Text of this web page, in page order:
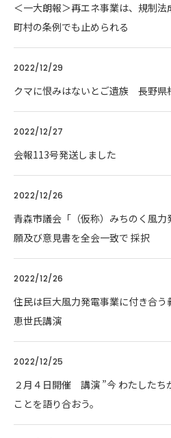
＜一大朗報＞再エネ事業は、規制
町村の条例でも止められる
2022/12/29
クマに恨みはないとご遺族 長野県
2022/12/27
会報113号発送しました
2022/12/26
青森市議会「（仮称）みちのく風
願及び意見書を全会一致で 採択
2022/12/26
住民は巨大風力発電事業に付き合
恵世氏講演
2022/12/25
２月４日開催 講演 ”今 わたしたち
ことを語り合おう。